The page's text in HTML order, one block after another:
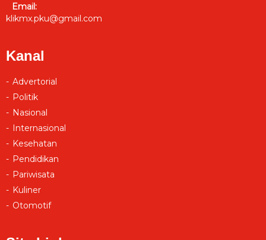
Email:
klikmx.pku@gmail.com
Kanal
Advertorial
Politik
Nasional
Internasional
Kesehatan
Pendidikan
Pariwisata
Kuliner
Otomotif